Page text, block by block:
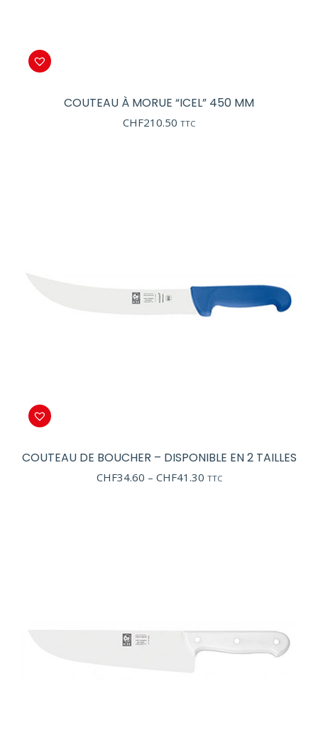
COUTEAU À MORUE “ICEL” 450 MM
CHF210.50 TTC
COUTEAU DE BOUCHER – DISPONIBLE EN 2 TAILLES
CHF34.60 – CHF41.30Price
TTC